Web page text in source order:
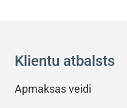
Klientu atbalsts
Apmaksas veidi